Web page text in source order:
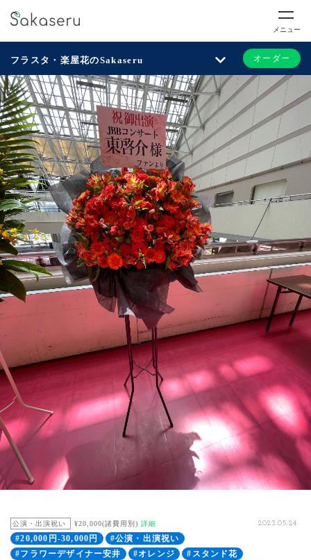
メニュー
フラスタ・楽屋花のSakaseru オーダー
公演・出演祝い ¥20,000(諸費用別) 詳細 2023.05.24
#20,000円-30,000円
#公演・出演祝い
#フラワーデザイナー安井
#オレンジ
#スタンド花